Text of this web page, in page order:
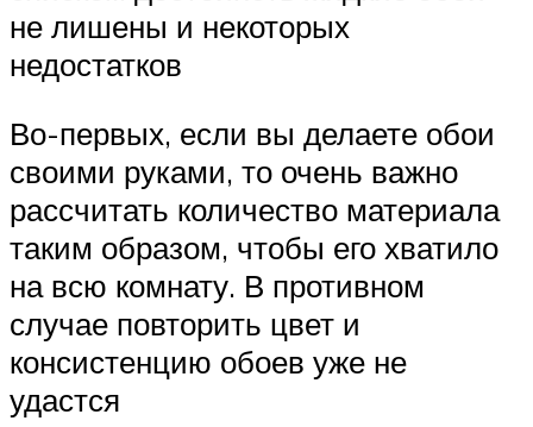
не лишены и некоторых
недостатков
Во-первых, если вы делаете обои
своими руками, то очень важно
рассчитать количество материала
таким образом, чтобы его хватило
на всю комнату. В противном
случае повторить цвет и
консистенцию обоев уже не
удастся